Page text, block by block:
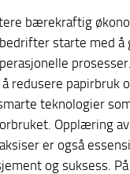
bærekraftig
starte med å
redusere papirbruk
teknologier
Opplæring
er også
og suksess.